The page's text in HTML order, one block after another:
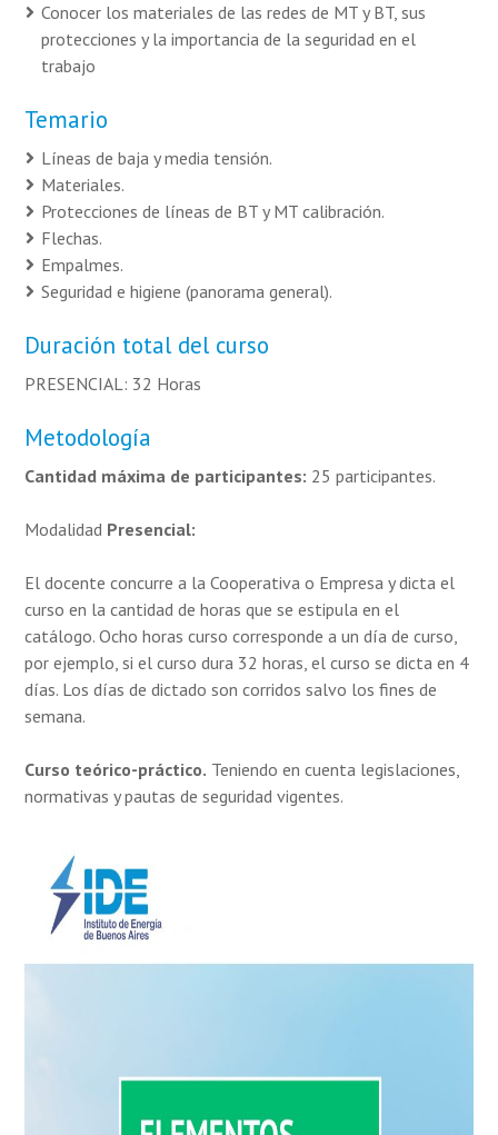
Conocer los materiales de las redes de MT y BT, sus
protecciones y la importancia de la seguridad en el
trabajo
Temario
Líneas de baja y media tensión.
Materiales.
Protecciones de líneas de BT y MT calibración.
Flechas.
Empalmes.
Seguridad e higiene (panorama general).
Duración total del curso
PRESENCIAL: 32 Horas
Metodología
Cantidad máxima de participantes: 25 participantes.
Modalidad Presencial:
El docente concurre a la Cooperativa o Empresa y dicta el
curso en la cantidad de horas que se estipula en el
catálogo. Ocho horas curso corresponde a un día de curso,
por ejemplo, si el curso dura 32 horas, el curso se dicta en 4
días. Los días de dictado son corridos salvo los fines de
semana.
Curso teórico-práctico. Teniendo en cuenta legislaciones,
normativas y pautas de seguridad vigentes.